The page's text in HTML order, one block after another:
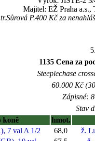
Majitel: EŽ Praha a.s.,
P.400 Kč za
1135 Cena za
Steeplechase
60.000 Kč
Zápisné:
Stav
koně
hmot.
7 val A 1/2 68,0
ž.